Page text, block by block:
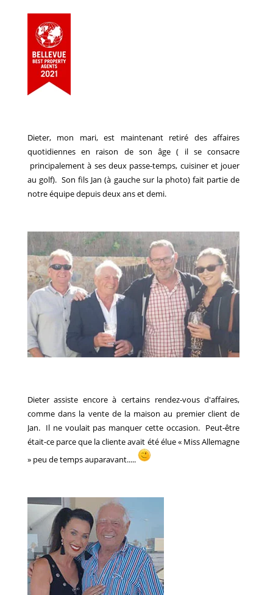
Dieter, mon mari, est maintenant retiré des affaires
quotidiennes en raison de son âge ( il se consacre
principalement à ses deux passe-temps, cuisiner et jouer
au golf). Son fils Jan (à gauche sur la photo) fait partie de
notre équipe depuis deux ans et demi.
Dieter assiste encore à certains rendez-vous d'affaires,
comme dans la vente de la maison au premier client de
Jan. Il ne voulait pas manquer cette occasion. Peut-être
était-ce parce que la cliente avait été élue « Miss Allemagne
» peu de temps auparavant.....